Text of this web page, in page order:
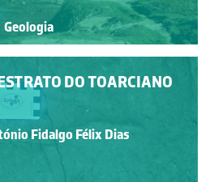
Geologia
DO TOARCIANO
Fidalgo Félix Dias